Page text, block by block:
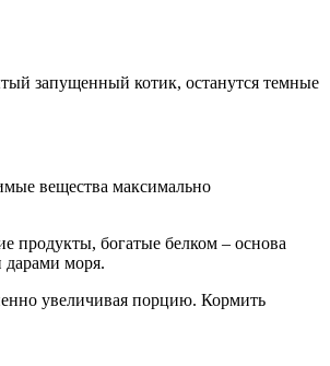
запущенный котик, останутся темные
вещества максимально
продукты, богатые белком – основа
моря.
увеличивая порцию. Кормить